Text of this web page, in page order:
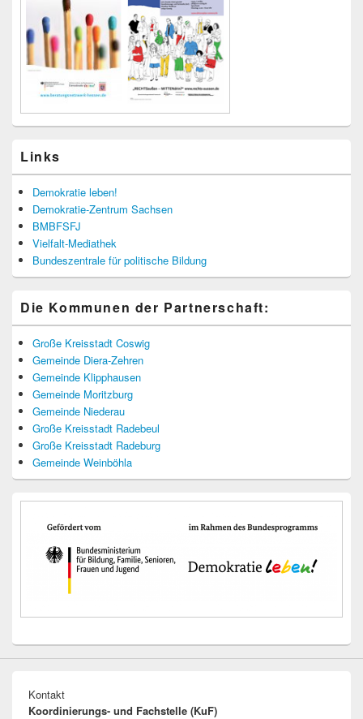
Links
Demokratie leben!
Demokratie-Zentrum Sachsen
BMBFSFJ
Vielfalt-Mediathek
Bundeszentrale für politische Bildung
Die Kommunen der Partnerschaft:
Große Kreisstadt Coswig
Gemeinde Diera-Zehren
Gemeinde Klipphausen
Gemeinde Moritzburg
Gemeinde Niederau
Große Kreisstadt Radebeul
Große Kreisstadt Radeburg
Gemeinde Weinböhla
Kontakt
Koordinierungs- und Fachstelle (KuF)